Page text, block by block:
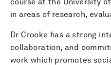
in areas of research,
Dr Crooke has a strong
collaboration, and
work which promotes